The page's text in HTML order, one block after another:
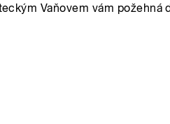
Vaňovem vám požehná